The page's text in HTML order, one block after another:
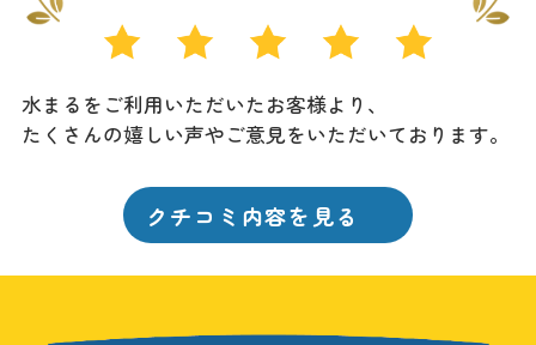
水まるをご利用いただいたお客様より、
たくさんの嬉しい声やご意見をいただいております。
クチコミ内容を見る